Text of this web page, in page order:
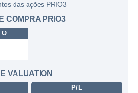
das ações PRIO3
COMPRA PRIO3
VALUATION
P/L